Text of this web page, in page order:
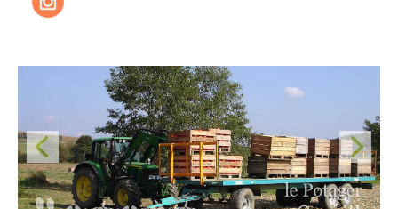
Où nous trouver ?
Contact